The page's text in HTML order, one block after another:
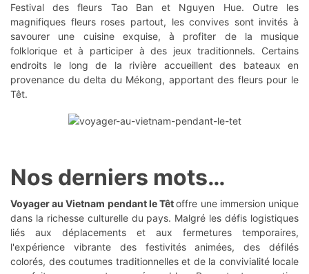
Festival des fleurs Tao Ban et Nguyen Hue. Outre les
magnifiques fleurs roses partout, les convives sont invités à
savourer une cuisine exquise, à profiter de la musique
folklorique et à participer à des jeux traditionnels. Certains
endroits le long de la rivière accueillent des bateaux en
provenance du delta du Mékong, apportant des fleurs pour le
Têt.
Nos derniers mots…
Voyager au Vietnam pendant le Têtoffre une immersion unique
dans la richesse culturelle du pays. Malgré les défis logistiques
liés aux déplacements et aux fermetures temporaires,
l'expérience vibrante des festivités animées, des défilés
colorés, des coutumes traditionnelles et de la convivialité locale